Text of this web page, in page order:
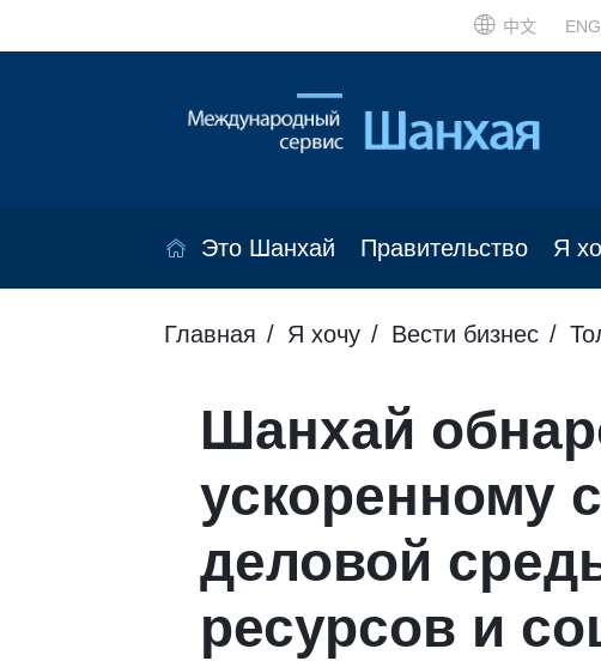
中文
Это Шанхай Правительство Я
Главная Я хочу Вести бизнес
Шанхай
ускоренному
деловой
ресурсов и